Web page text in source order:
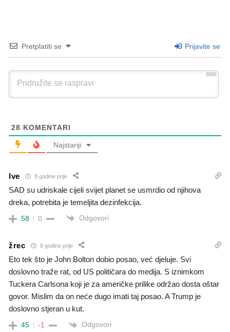
Pretplatiti se Prijavite se
3000
28 KOMENTARI
Najstariji
Ive 8 godine prije
SAD su udriskale cijeli svijet planet se usmrdio od njihova
dreka, potrebita je temeljita dezinfekcija.
58 0 Odgovori
žrec 8 godine prije
Eto tek što je John Bolton dobio posao, već djeluje. Svi
doslovno traže rat, od US političara do medija. S iznimkom
Tuckera Carlsona koji je za američke prilike održao dosta oštar
govor. Mislim da on neće dugo imati taj posao. A Trump je
doslovno stjeran u kut.
45 -1 Odgovori